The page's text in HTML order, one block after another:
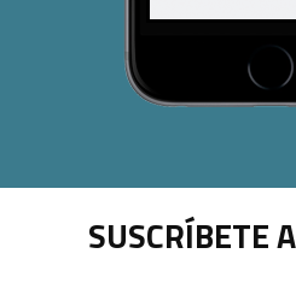
SUSCRÍBETE